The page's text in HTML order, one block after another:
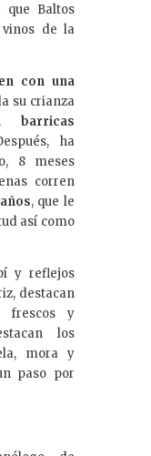
Baltos
de la
con una
su crianza
barricas
ha
8 meses
corren
, que le
así como
y reflejos
destacan
frescos y
los
mora y
paso por